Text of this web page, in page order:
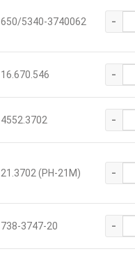
650/5340-3740062 -
16.670.546 -
4552.3702 -
21.3702 (РН-21М) -
738-3747-20 -